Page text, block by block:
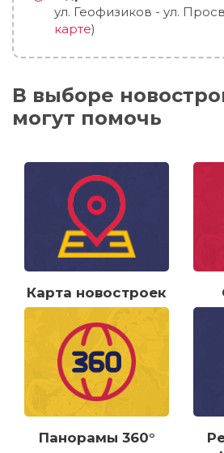
ул. Геофизиков - ул.
карте)
В выборе
могут помочь
Карта новостроек
Панорамы 360°